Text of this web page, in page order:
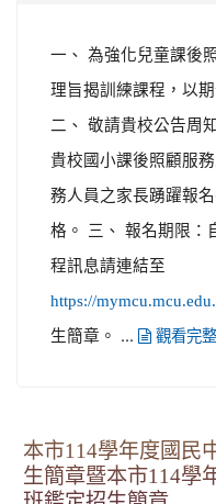
一、 為強化兒童課後
理旨揭訓練課程，以
二、 敬請貴校公告周
貴校國小課後照顧服
務人員之家長踴躍報
格。 三、 報名期限：
程訊息請連結至
https://
生簡章。 ...
觀看完
本市114學年度國民
生簡章暨本市114學